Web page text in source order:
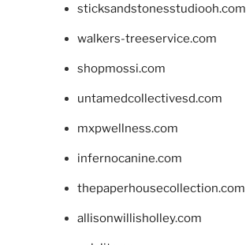
sticksandstonesstudiooh.com
walkers-treeservice.com
shopmossi.com
untamedcollectivesd.com
mxpwellness.com
infernocanine.com
thepaperhousecollection.com
allisonwillisholley.com